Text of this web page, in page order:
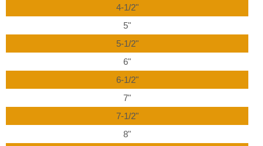
4-1/2"
5"
5-1/2"
6"
6-1/2"
7"
7-1/2"
8"